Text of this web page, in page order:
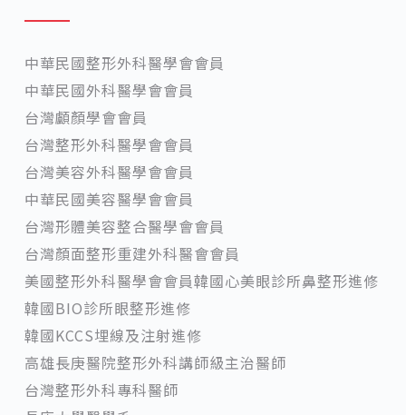
中華民國整形外科醫學會會員
中華民國外科醫學會會員
台灣顱顏學會會員
台灣整形外科醫學會會員
台灣美容外科醫學會會員
中華民國美容醫學會會員
台灣形體美容整合醫學會會員
台灣顏面整形重建外科醫會會員
美國整形外科醫學會會員韓國心美眼診所鼻整形進修
韓國BIO診所眼整形進修
韓國KCCS埋線及注射進修
高雄長庚醫院整形外科講師級主治醫師
台灣整形外科專科醫師